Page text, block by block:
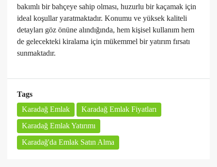
bakımlı bir bahçeye sahip olması, huzurlu bir kaçamak için
ideal koşullar yaratmaktadır. Konumu ve yüksek kaliteli
detayları göz önüne alındığında, hem kişisel kullanım hem
de gelecekteki kiralama için mükemmel bir yatırım fırsatı
sunmaktadır.
Tags
Karadağ Emlak
Karadağ Emlak Fiyatları
Karadağ Emlak Yatırımı
Karadağ'da Emlak Satın Alma